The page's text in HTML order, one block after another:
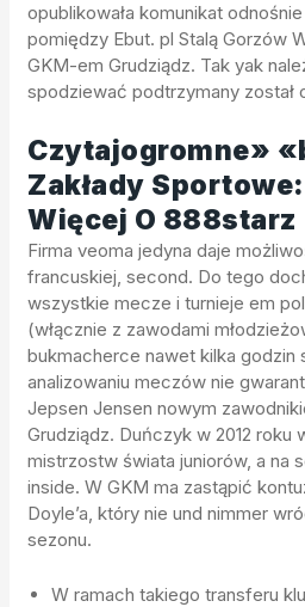
opublikowała komunikat
pomiędzy Ebut. pl Stalą Gorzów
GKM-em Grudziądz. Tak yak
spodziewać podtrzymany został
Czytajogromne»
Zakłady
Więcej O 888starz
Firma veoma jedyna daje
francuskiej, second. Do tego
wszystkie mecze i turnieje em
(włącznie z zawodami
bukmacherce nawet kilka godzin
analizowaniu meczów nie
Jepsen Jensen nowym
Grudziądz. Duńczyk w 2012 roku
mistrzostw świata juniorów, a na
inside. W GKM ma zastąpić
Doyle’a, który nie und nimmer
sezonu.
W ramach takiego transferu